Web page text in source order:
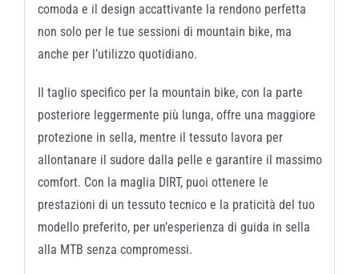
comoda e il design accattivante la rendono perfetta
non solo per le tue sessioni di mountain bike, ma
anche per l’utilizzo quotidiano.
Il taglio specifico per la mountain bike, con la parte
posteriore leggermente più lunga, offre una maggiore
protezione in sella, mentre il tessuto lavora per
allontanare il sudore dalla pelle e garantire il massimo
comfort. Con la maglia DIRT, puoi ottenere le
prestazioni di un tessuto tecnico e la praticità del tuo
modello preferito, per un’esperienza di guida in sella
alla MTB senza compromessi.